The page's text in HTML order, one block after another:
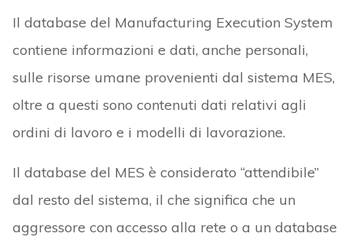
Il database del Manufacturing Execution System
contiene informazioni e dati, anche personali,
sulle risorse umane provenienti dal sistema MES,
oltre a questi sono contenuti dati relativi agli
ordini di lavoro e i modelli di lavorazione.
Il database del MES è considerato “attendibile”
dal resto del sistema, il che significa che un
aggressore con accesso alla rete o a un database